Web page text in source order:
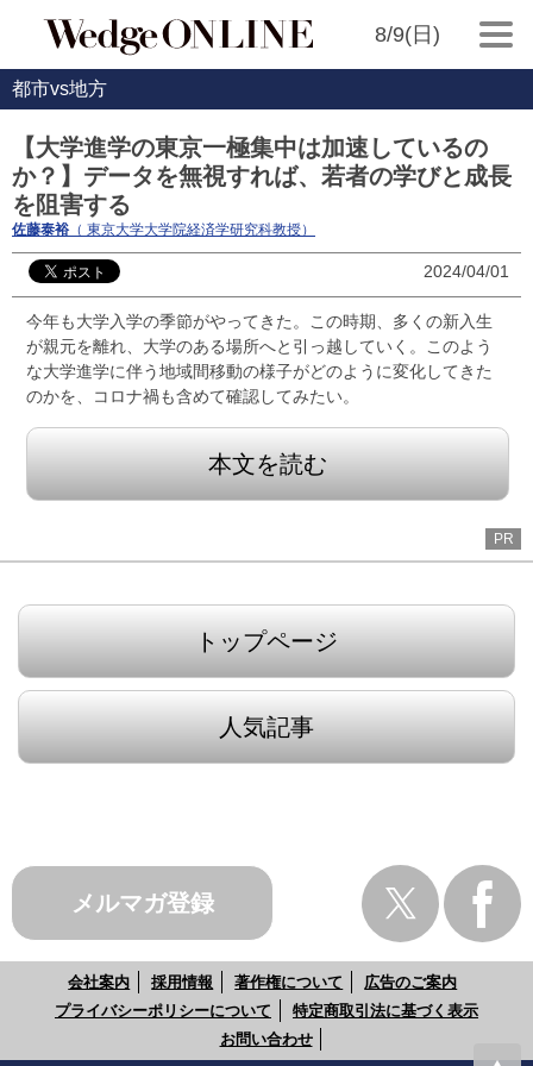
8/9(日)
都市vs地方
【大学進学の東京一極集中は加速しているの
か？】データを無視すれば、若者の学びと成長
を阻害する
佐藤泰裕 （ 東京大学大学院経済学研究科教授）
2024/04/01
今年も大学入学の季節がやってきた。この時期、多くの新入生
が親元を離れ、大学のある場所へと引っ越していく。このよう
な大学進学に伴う地域間移動の様子がどのように変化してきた
のかを、コロナ禍も含めて確認してみたい。
本文を読む
PR
トップページ
人気記事
メルマガ登録
会社案内 採用情報 著作権について
広告のご案内
プライバシーポリシーについて
特定商取引法に基づく表示
お問い合わせ